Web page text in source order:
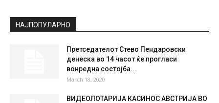
НАЈПОПУЛАРНО
Претседателот Стево Пендаровски
денеска во 14 часот ќе прогласи
вонредна состојба...
March 18, 2020
ВИДЕОЛОТАРИЈА КАСИНОС АВСТРИЈА ВО